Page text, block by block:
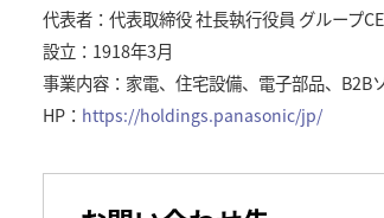
代表者：代表取締役 社長執行役員 グループ
設立：1918年3月
事業内容：家電、住宅設備、電子部品、B2B
HP： https://holdings.panasonic/jp/